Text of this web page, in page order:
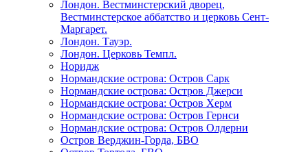
Лондон. Вестминстерский дворец,
Вестминстерское аббатство и церковь Cент-
Маргарет.
Лондон. Тауэр.
Лондон. Церковь Темпл.
Норидж
Нормандские острова: Остров Сарк
Нормандские острова: Остров Джерси
Нормандские острова: Остров Херм
Нормандские острова: Остров Гернси
Нормандские острова: Остров Олдерни
Остров Верджин-Горда, БВО